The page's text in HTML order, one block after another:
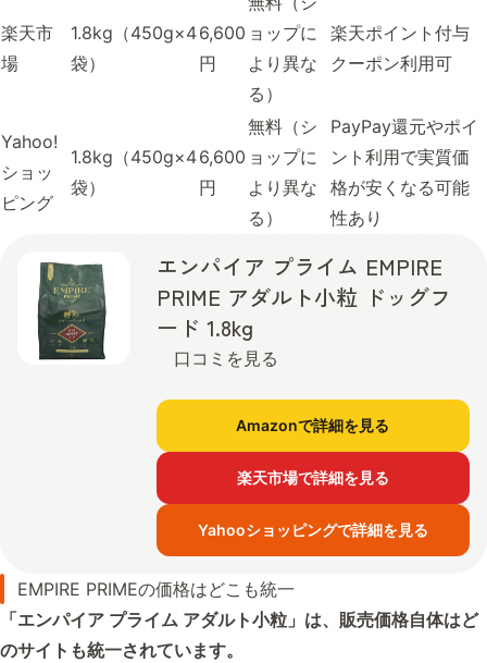
楽天市
場
1.8kg（450g×4
袋）
6,600
円
ョップに
より異な
る）
楽天ポイント付与
クーポン利用可
Yahoo!
ショッ
ピング
1.8kg（450g×4
袋）
6,600
円
無料（シ
ョップに
より異な
る）
PayPay還元やポイ
ント利用で実質価
格が安くなる可能
性あり
エンパイア プライム EMPIRE
PRIME アダルト小粒 ドッグフ
ード 1.8kg
口コミを見る
Amazonで詳細を見る
楽天市場で詳細を見る
Yahooショッピングで詳細を見る
EMPIRE PRIMEの価格はどこも統一
「エンパイア プライム アダルト小粒」は、販売価格自体はど
のサイトも統一されています。